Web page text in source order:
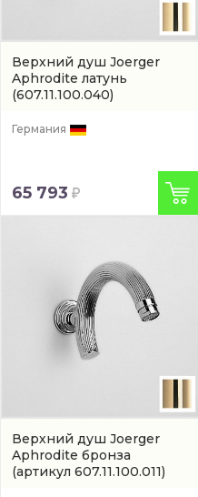
Верхний душ Joerger
Aphrodite латунь
(607.11.100.040)
Германия
65 793
Верхний душ Joerger
Aphrodite бронза
(артикул 607.11.100.011)